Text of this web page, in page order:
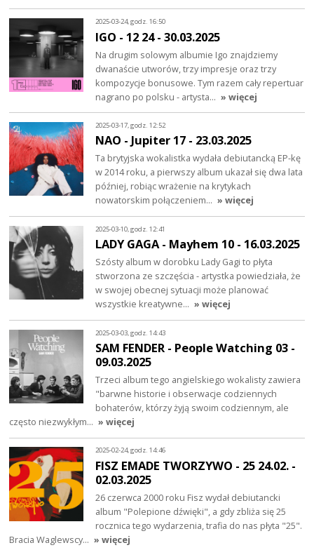
2025-03-24, godz. 16:50
IGO - 12 24 - 30.03.2025
Na drugim solowym albumie Igo znajdziemy
dwanaście utworów, trzy impresje oraz trzy
kompozycje bonusowe. Tym razem cały repertuar
nagrano po polsku - artysta… » więcej
2025-03-17, godz. 12:52
NAO - Jupiter 17 - 23.03.2025
Ta brytyjska wokalistka wydała debiutancką EP-kę
w 2014 roku, a pierwszy album ukazał się dwa lata
później, robiąc wrażenie na krytykach
nowatorskim połączeniem… » więcej
2025-03-10, godz. 12:41
LADY GAGA - Mayhem 10 - 16.03.2025
Szósty album w dorobku Lady Gagi to płyta
stworzona ze szczęścia - artystka powiedziała, że
w swojej obecnej sytuacji może planować
wszystkie kreatywne… » więcej
2025-03-03, godz. 14:43
SAM FENDER - People Watching 03 -
09.03.2025
Trzeci album tego angielskiego wokalisty zawiera
"barwne historie i obserwacje codziennych
bohaterów, którzy żyją swoim codziennym, ale
często niezwykłym… » więcej
2025-02-24, godz. 14:46
FISZ EMADE TWORZYWO - 25 24.02. -
02.03.2025
26 czerwca 2000 roku Fisz wydał debiutancki
album "Polepione dźwięki", a gdy zbliża się 25
rocznica tego wydarzenia, trafia do nas płyta "25".
Bracia Waglewscy… » więcej